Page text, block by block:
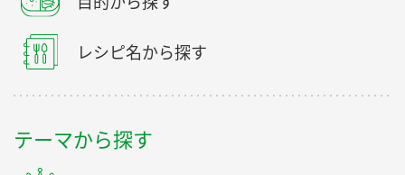
レシピ名から探す
テーマから探す